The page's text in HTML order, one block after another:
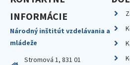
INFORMÁCIE
Národný inštitút vzdelávania a
mládeže
Stromová 1, 831 01